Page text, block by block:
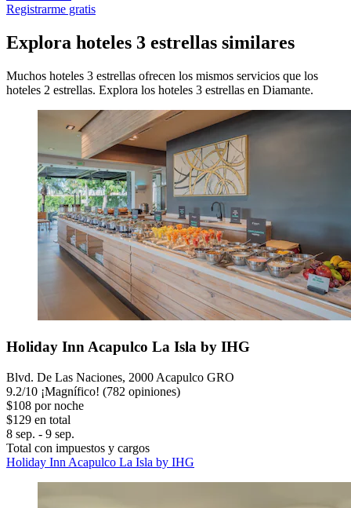
Registrarme gratis
Explora hoteles 3 estrellas similares
Muchos hoteles 3 estrellas ofrecen los mismos servicios que los
hoteles 2 estrellas. Explora los hoteles 3 estrellas en Diamante.
Holiday Inn Acapulco La Isla by IHG
Blvd. De Las Naciones, 2000 Acapulco GRO
9.2/10 ¡Magnífico! (782 opiniones)
$108 por noche
$129 en total
8 sep. - 9 sep.
Total con impuestos y cargos
Holiday Inn Acapulco La Isla by IHG